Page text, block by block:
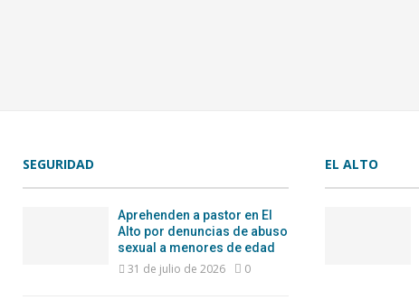
SEGURIDAD
Aprehenden a pastor en El
Alto por denuncias de abuso
sexual a menores de edad
31 de julio de 2026 0
EL ALTO